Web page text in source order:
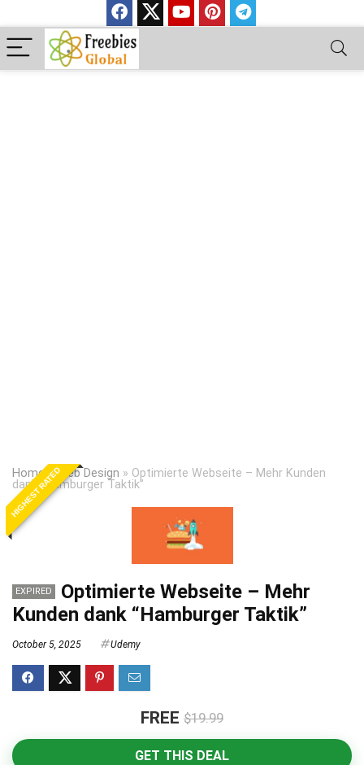
Home»Web Design » Optimierte Webseite – Mehr Kunden
dank “Hamburger Taktik”
HIGHEST RATED
EXPIRED
Optimierte Webseite – Mehr
Kunden dank “Hamburger Taktik”
October 5, 2025 Udemy
FREE $19.99
GET THIS DEAL